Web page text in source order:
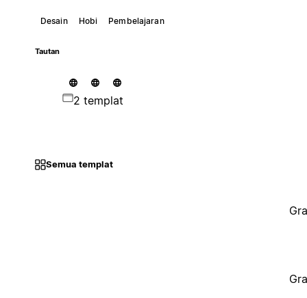
Desain Hobi Pembelajaran
Tautan
2 templat
Semua templat